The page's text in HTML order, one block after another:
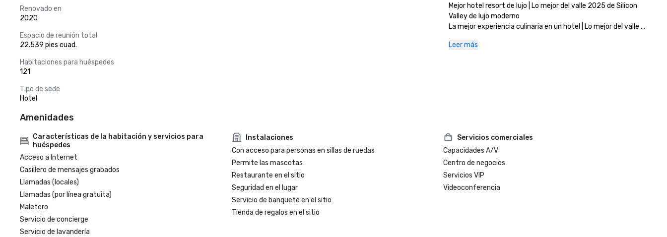
Renovado en
2020
Espacio de reunión total
22.539 pies cuad.
Habitaciones para huéspedes
121
Tipo de sede
Hotel
Mejor hotel resort de lujo | Lo mejor del valle 2025 de Silicon
Valley de lujo moderno
La mejor experiencia culinaria en un hotel | Lo mejor del valle
Mejor spa de día | Lo mejor del valle 2025 de Silicon Valley de
Leer más
Amenidades
Características de la habitación y servicios para
huéspedes
Acceso a Internet
Casillero de mensajes grabados
Llamadas (locales)
Llamadas (por línea gratuita)
Maletero
Servicio de concierge
Servicio de lavandería
Instalaciones
Con acceso para personas en sillas de ruedas
Permite las mascotas
Restaurante en el sitio
Seguridad en el lugar
Servicio de banquete en el sitio
Tienda de regalos en el sitio
Servicios comerciales
Capacidades A/V
Centro de negocios
Servicios VIP
Videoconferencia